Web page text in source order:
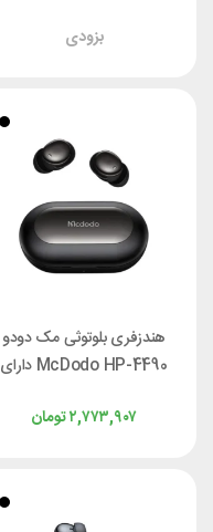
بزودی
هندزفری بلوتوثی مک دودو
McDodo HP-4490 دارای
تومان۲,۷۷۳,۹۰۷